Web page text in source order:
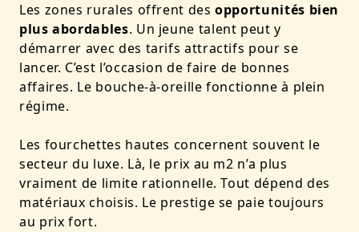
Les zones rurales offrent desopportunités bien
plus abordables. Un jeune talent peut y
démarrer avec des tarifs attractifs pour se
lancer. C’est l’occasion de faire de bonnes
affaires. Le bouche-à-oreille fonctionne à plein
régime.
Les fourchettes hautes concernent souvent le
secteur du luxe. Là, le prix au m2 n’a plus
vraiment de limite rationnelle. Tout dépend des
matériaux choisis. Le prestige se paie toujours
au prix fort.